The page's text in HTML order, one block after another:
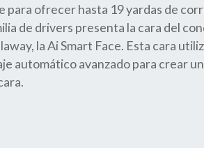
para ofrecer hasta 19 yardas de
de drivers presenta la cara del
la Ai Smart Face. Esta cara
automático avanzado para crear